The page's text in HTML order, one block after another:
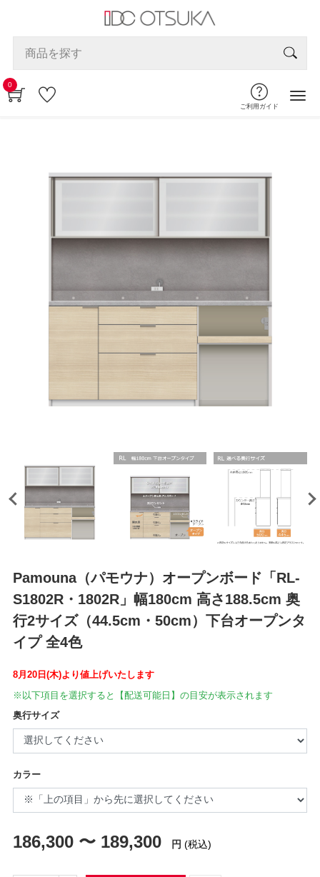
0
ご利用ガイド
Pamouna（パモウナ）オープンボード「RL-
S1802R・1802R」幅180cm 高さ188.5cm 奥
行2サイズ（44.5cm・50cm）下台オープンタ
イプ 全4色
8月20日(木)より値上げいたします
※以下項目を選択すると【配送可能日】の目安が表示されます
奥行サイズ
カラー
186,300 〜 189,300 円 (税込)